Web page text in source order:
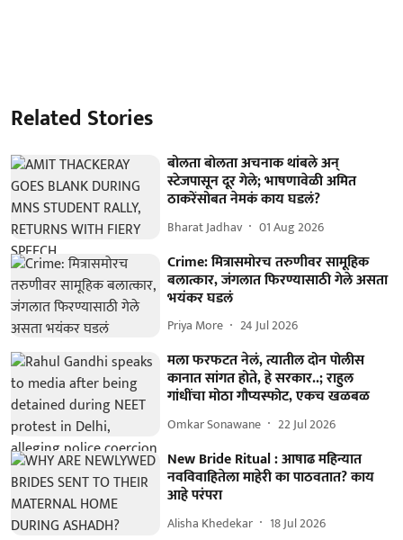
Related Stories
बोलता बोलता अचनाक थांबले अन्
स्टेजपासून दूर गेले; भाषणावेळी अमित
ठाकरेंसोबत नेमकं काय घडलं?
Bharat Jadhav 01 Aug 2026
Crime: मित्रासमोरच तरुणीवर सामूहिक
बलात्कार, जंगलात फिरण्यासाठी गेले असता
भयंकर घडलं
Priya More 24 Jul 2026
मला फरफटत नेलं, त्यातील दोन पोलीस
कानात सांगत होते, हे सरकार..; राहुल
गांधींचा मोठा गौप्यस्फोट, एकच खळबळ
Omkar Sonawane 22 Jul 2026
New Bride Ritual : आषाढ महिन्यात
नवविवाहितेला माहेरी का पाठवतात? काय
आहे परंपरा
Alisha Khedekar 18 Jul 2026